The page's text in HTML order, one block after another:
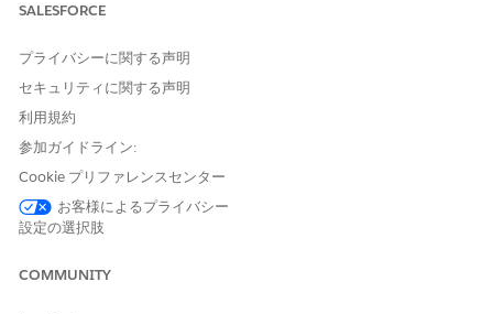
SALESFORCE
プライバシーに関する声明
セキュリティに関する声明
利用規約
参加ガイドライン:
Cookie プリファレンスセンター
お客様によるプライバシー
設定の選択肢
COMMUNITY